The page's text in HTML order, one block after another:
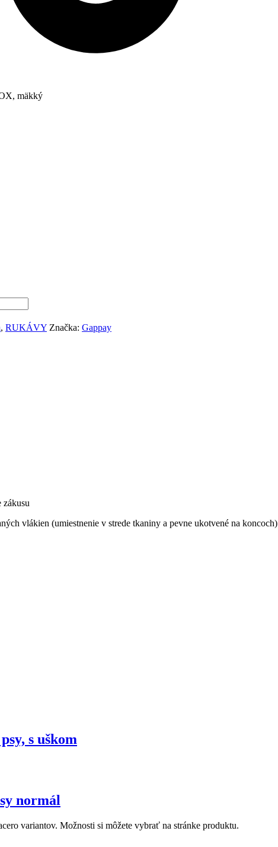
mäkký
, RUKÁVY Značka: Gappay
zákusu
vlákien (umiestnenie v strede tkaniny a pevne ukotvené na koncoch)
s uškom
normál
variantov. Možnosti si môžete vybrať na stránke produktu.